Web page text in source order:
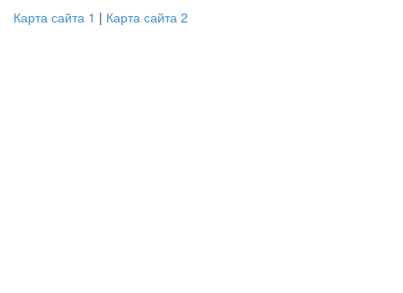
Карта сайта 1 | Карта сайта 2